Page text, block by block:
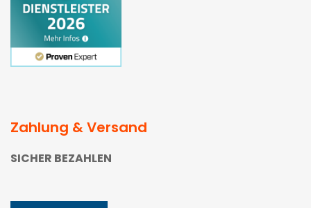
Zahlung & Versand
SICHER BEZAHLEN